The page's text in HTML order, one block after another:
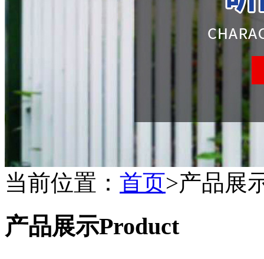
当前位置： 首页>产品展
产品展示Product